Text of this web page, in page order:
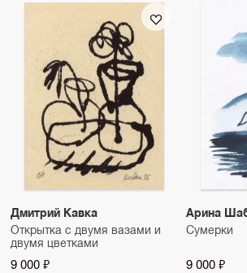
Дмитрий Кавка
Открытка с двумя вазами и
двумя цветками
9 000 ₽
Арина
Сумерки
9 000 ₽